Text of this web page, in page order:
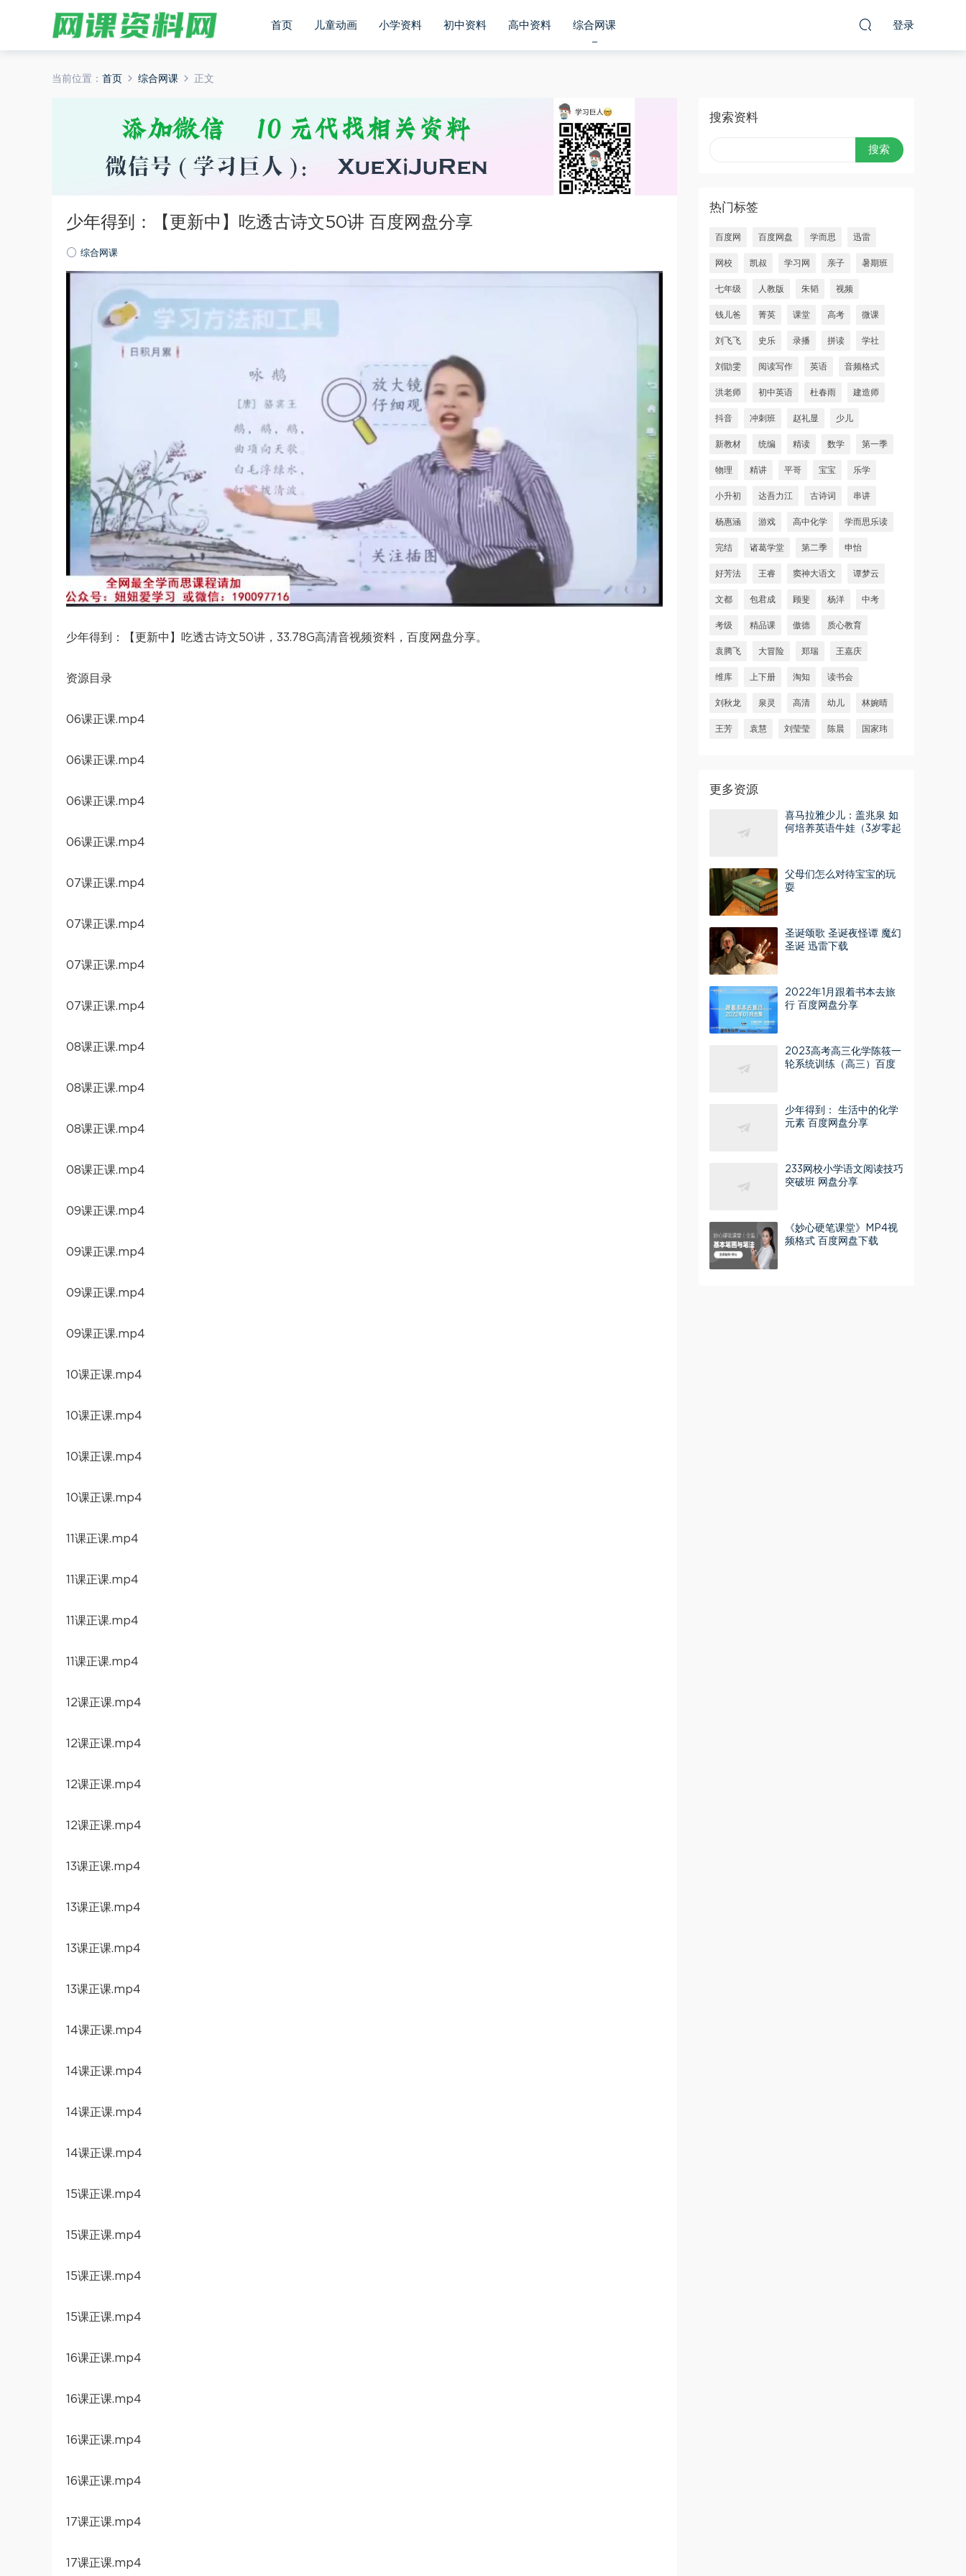
首页 儿童动画 小学资料 初中资料 高中资料 综合网课 登录
当前位置： 首页 综合网课 正文
少年得到：【更新中】吃透古诗文50讲 百度网盘分享
综合网课
少年得到：【更新中】吃透古诗文50讲，33.78G高清音视频资料，百度网盘分享。
资源目录
06课正课.mp4
06课正课.mp4
06课正课.mp4
06课正课.mp4
07课正课.mp4
07课正课.mp4
07课正课.mp4
07课正课.mp4
08课正课.mp4
08课正课.mp4
08课正课.mp4
08课正课.mp4
09课正课.mp4
09课正课.mp4
09课正课.mp4
09课正课.mp4
10课正课.mp4
10课正课.mp4
10课正课.mp4
10课正课.mp4
11课正课.mp4
11课正课.mp4
11课正课.mp4
11课正课.mp4
12课正课.mp4
12课正课.mp4
12课正课.mp4
12课正课.mp4
13课正课.mp4
13课正课.mp4
13课正课.mp4
13课正课.mp4
14课正课.mp4
14课正课.mp4
14课正课.mp4
14课正课.mp4
15课正课.mp4
15课正课.mp4
15课正课.mp4
15课正课.mp4
16课正课.mp4
16课正课.mp4
16课正课.mp4
16课正课.mp4
17课正课.mp4
17课正课.mp4
搜索资料
热门标签
百度网 百度网盘 学而思 迅雷
网校 凯叔 学习网 亲子 暑期班
七年级 人教版 朱韬 视频
钱儿爸 菁英 课堂 高考 微课
刘飞飞 史乐 录播 拼读 学社
刘勖雯 阅读写作 英语 音频格式
洪老师 初中英语 杜春雨 建造师
抖音 冲刺班 赵礼显 少儿
新教材 统编 精读 数学 第一季
物理 精讲 平哥 宝宝 乐学
小升初 达吾力江 古诗词 串讲
杨惠涵 游戏 高中化学 学而思乐读
完结 诸葛学堂 第二季 申怡
好芳法 王睿 窦神大语文 谭梦云
文都 包君成 顾斐 杨洋 中考
考级 精品课 傲德 质心教育
袁腾飞 大冒险 郑瑞 王嘉庆
维库 上下册 淘知 读书会
刘秋龙 泉灵 高清 幼儿 林婉晴
王芳 袁慧 刘莹莹 陈晨 国家玮
更多资源
喜马拉雅少儿：盖兆泉 如
何培养英语牛娃（3岁零起
父母们怎么对待宝宝的玩
耍
圣诞颂歌 圣诞夜怪谭 魔幻
圣诞 迅雷下载
2022年1月跟着书本去旅
行 百度网盘分享
2023高考高三化学陈筱一
轮系统训练（高三）百度
少年得到： 生活中的化学
元素 百度网盘分享
233网校小学语文阅读技巧
突破班 网盘分享
《妙心硬笔课堂》MP4视
频格式 百度网盘下载